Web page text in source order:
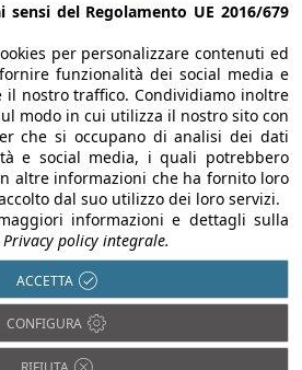
Per la tua pubblicità
Iscriviti alla
newsletter
presso il Tribunale di Milano al n° 63
2013 - ISSN 2282-2267
del Regolamento UE 2016/679
per personalizzare contenuti ed
funzionalità dei social media e
il nostro traffico. Condividiamo inoltre
modo in cui utilizza il nostro sito con
che si occupano di analisi dei dati
e social media, i quali potrebbero
altre informazioni che ha fornito loro
dal suo utilizzo dei loro servizi.
informazioni e dettagli sulla
Privacy policy integrale.
ACCETTA
CONFIGURA